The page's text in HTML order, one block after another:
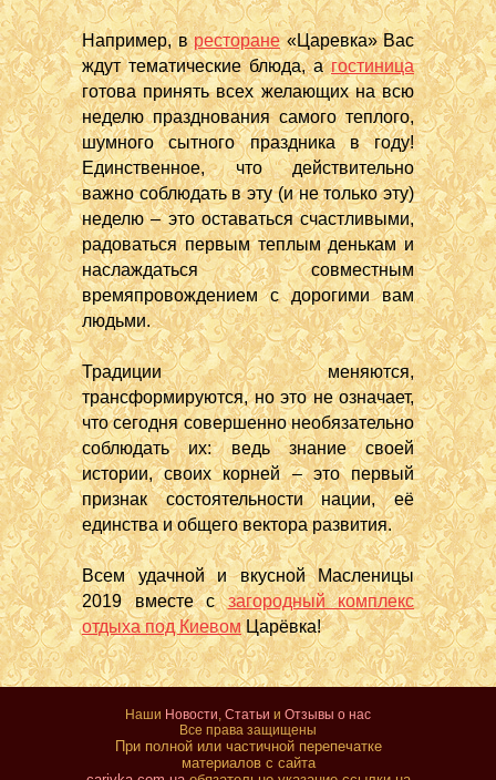
Например, вресторане«Царевка» Вас
ждут тематические блюда, агостиница
готова принять всех желающих на всю
неделю празднования самого теплого,
шумного сытного праздника в году!
Единственное, что действительно
важно соблюдать в эту (и не только эту)
неделю – это оставаться счастливыми,
радоваться первым теплым денькам и
наслаждаться совместным
времяпровождением с дорогими вам
людьми.
Традиции меняются,
трансформируются, но это не означает,
что сегодня совершенно необязательно
соблюдать их: ведь знание своей
истории, своих корней – это первый
признак состоятельности нации, её
единства и общего вектора развития.
Всем удачной и вкусной Масленицы
2019 вместе сзагородный комплекс
отдыха под КиевомЦарёвка!
Наши Новости, Статьи и Отзывы о нас
Все права защищены
При полной или частичной перепечатке
материалов с сайта